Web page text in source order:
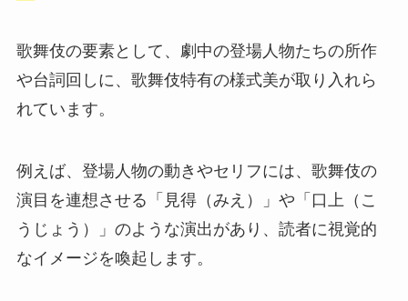
歌舞伎の要素として、劇中の登場人物たちの所作
や台詞回しに、歌舞伎特有の様式美が取り入れら
れています。
例えば、登場人物の動きやセリフには、歌舞伎の
演目を連想させる「見得（みえ）」や「口上（こ
うじょう）」のような演出があり、読者に視覚的
なイメージを喚起します。